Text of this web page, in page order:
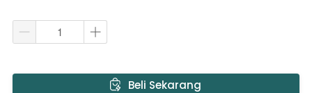
` Beli Sekarang